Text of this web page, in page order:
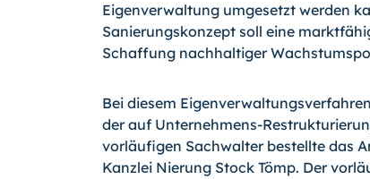
Eigenverwaltung umgesetzt werden
Sanierungskonzept soll eine
Schaffung nachhaltiger
Bei diesem
der auf Unternehmens-
vorläufigen Sachwalter bestellte das
Kanzlei Nierung Stock Tömp. Der